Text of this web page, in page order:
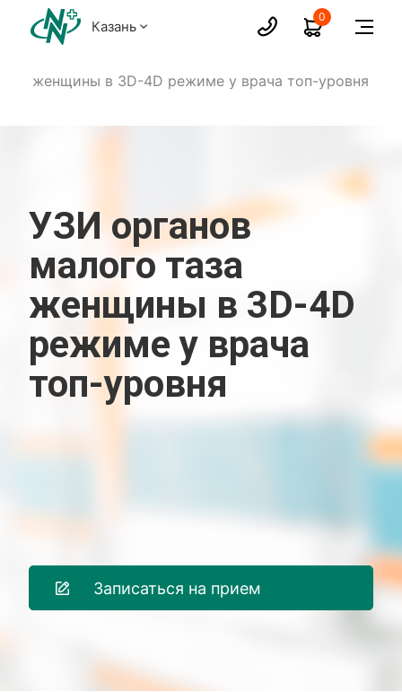
Казань
0
женщины в 3D-4D режиме у врача топ-уровня
УЗИ органов
малого таза
женщины в 3D-4D
режиме у врача
топ-уровня
Записаться на прием